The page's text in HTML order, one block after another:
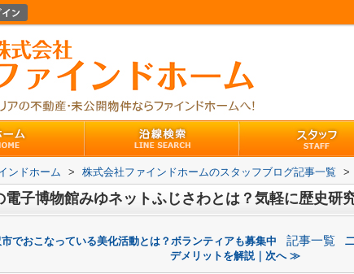
ンドホーム > 株式会社ファインドホームのスタッフブログ記事一覧 >
電子博物館みゆネットふじさわとは？気軽に歴史研
でおこなっている美化活動とは？ボランティアも募集中 記事一覧
デメリットを解説｜次へ ≫